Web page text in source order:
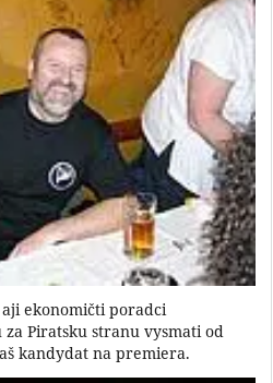
ekonomičti poradci
Piratsku stranu vysmati od
kandydat na premiera.